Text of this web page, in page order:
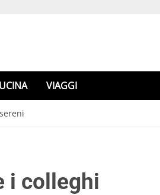
VIAGGI
i colleghi